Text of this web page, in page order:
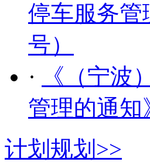
停车服务管
号）
·
《（宁
管理的通知
计划规划 >>